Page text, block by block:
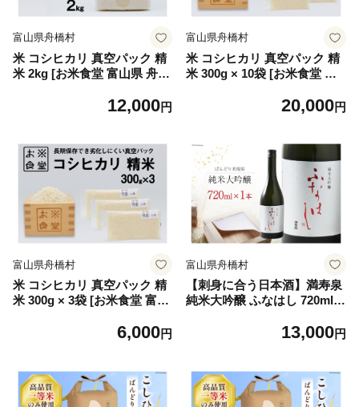
富山県舟橋村
米 コシヒカリ 真空パック 精
米 2kg [お米食堂 富山県 舟橋
メ 無洗米 白米 精米 ごはん
12,000円
富山県舟橋村
米 コシヒカリ 真空パック 精
米 300g × 10袋 [お米食堂 富
米 こめ コメ 無洗米 白米 精
20,000円
富山県舟橋村
米 コシヒカリ 真空パック 精
米 300g × 3袋 [お米食堂 富山
こめ コメ 無洗米 白米 精米
6,000円
富山県舟橋村
【刺身に合う日本酒】満寿泉
純米大吟醸 ふなはし 720ml
13,000円